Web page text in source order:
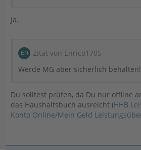
Ja.
Zitat von Enrico1705
Werde MG aber sicherlich behalten!
Du solltest prüfen, da Du nur offline
das Haushaltsbuch ausreicht (HHB
Konto Online/Mein Geld